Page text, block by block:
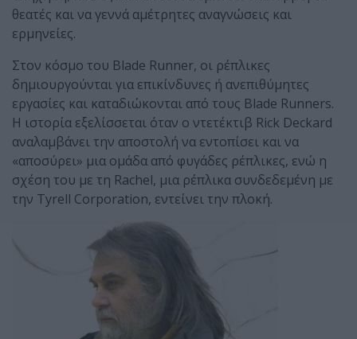
θεατές και να γεννά αμέτρητες αναγνώσεις και
ερμηνείες.
Στον κόσμο του Blade Runner, οι ρέπλικες
δημιουργούνται για επικίνδυνες ή ανεπιθύμητες
εργασίες και καταδιώκονται από τους Blade Runners.
Η ιστορία εξελίσσεται όταν ο ντετέκτιβ Rick Deckard
αναλαμβάνει την αποστολή να εντοπίσει και να
«αποσύρει» μια ομάδα από φυγάδες ρέπλικες, ενώ η
σχέση του με τη Rachel, μια ρέπλικα συνδεδεμένη με
την Tyrell Corporation, εντείνει την πλοκή.